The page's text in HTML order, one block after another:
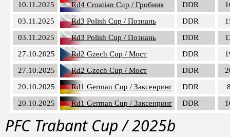
10.11.2025
Rd4 Croatian Cup / Гробник DDR
03.11.2025
Rd3 Polish Cup / Познань DDR
03.11.2025
Rd3 Polish Cup / Познань DDR
27.10.2025
Rd2 Gzech Cup / Мост DDR
27.10.2025
Rd2 Gzech Cup / Мост DDR
20.10.2025
Rd1 German Cup / Заксенринг DDR
20.10.2025
Rd1 German Cup / Заксенринг DDR
PFC Trabant Cup / 2025b